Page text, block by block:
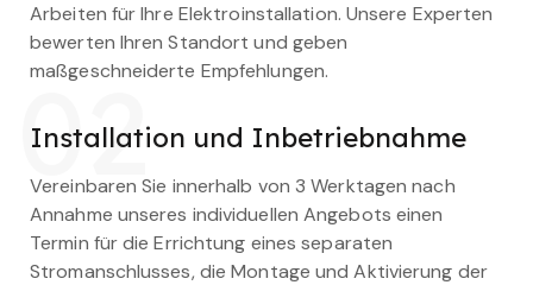
Arbeiten für Ihre Elektroinstallation. Unsere Experten
bewerten Ihren Standort und geben
maßgeschneiderte Empfehlungen.
02
Installation und Inbetriebnahme
Vereinbaren Sie innerhalb von 3 Werktagen nach
Annahme unseres individuellen Angebots einen
Termin für die Errichtung eines separaten
Stromanschlusses, die Montage und Aktivierung der